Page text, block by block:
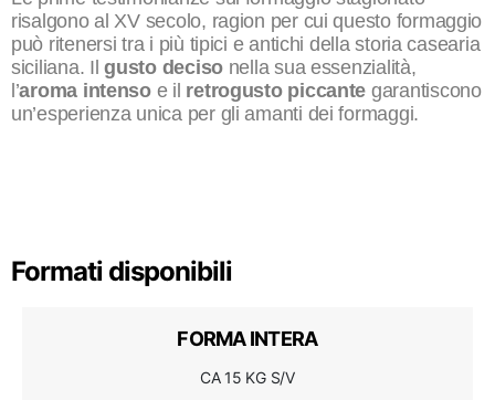
risalgono al XV secolo, ragion per cui questo formaggio
può ritenersi tra i più tipici e antichi della storia casearia
siciliana. Ilgusto deciso nella sua essenzialità,
l’aroma intensoe il retrogusto piccante garantiscono
un’esperienza unica per gli amanti dei formaggi.
Formati disponibili
FORMA INTERA
CA 15 KG S/V